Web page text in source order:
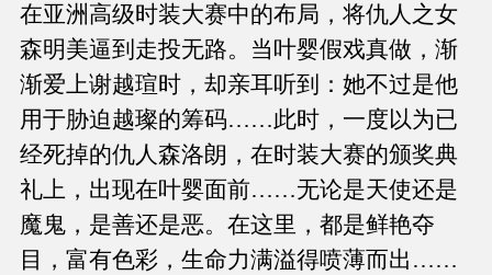
在亚洲高级时装大赛中的布局，将仇人之女
森明美逼到走投无路。当叶婴假戏真做，渐
渐爱上谢越瑄时，却亲耳听到：她不过是他
用于胁迫越璨的筹码……此时，一度以为已
经死掉的仇人森洛朗，在时装大赛的颁奖典
礼上，出现在叶婴面前……无论是天使还是
魔鬼，是善还是恶。在这里，都是鲜艳夺
目，富有色彩，生命力满溢得喷薄而出……